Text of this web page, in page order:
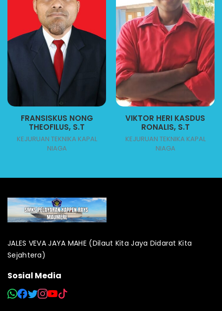
FRANSISKUS NONG
THEOFILUS, S.T
KEJURUAN TEKNIKA KAPAL
NIAGA
VIKTOR HERI KASDUS
RONALIS, S.T
KEJURUAN TEKNIKA KAPAL
NIAGA
JALES VEVA JAYA MAHE (Dilaut Kita Jaya Didarat Kita
Sejahtera)
Sosial Media